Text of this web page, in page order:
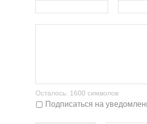
Осталось: 1600 символов
Подписаться на